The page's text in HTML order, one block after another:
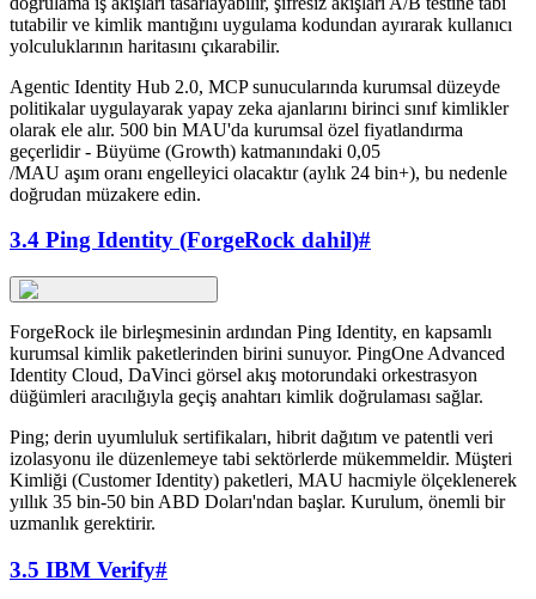
tutabilir ve kimlik mantığını uygulama kodundan ayırarak kullanıcı
yolculuklarının haritasını çıkarabilir.
Agentic Identity Hub 2.0, MCP sunucularında kurumsal düzeyde
politikalar uygulayarak yapay zeka ajanlarını birinci sınıf kimlikler
olarak ele alır. 500 bin MAU'da kurumsal özel fiyatlandırma
geçerlidir - Büyüme (Growth) katmanındaki 0,05
/MAU aşım oranı engelleyici olacaktır (aylık 24 bin+), bu nedenle
doğrudan müzakere edin.
3.4 Ping Identity (ForgeRock dahil)#
ForgeRock ile birleşmesinin ardından Ping Identity, en kapsamlı
kurumsal kimlik paketlerinden birini sunuyor. PingOne Advanced
Identity Cloud, DaVinci görsel akış motorundaki orkestrasyon
düğümleri aracılığıyla geçiş anahtarı kimlik doğrulaması sağlar.
Ping; derin uyumluluk sertifikaları, hibrit dağıtım ve patentli veri
izolasyonu ile düzenlemeye tabi sektörlerde mükemmeldir. Müşteri
Kimliği (Customer Identity) paketleri, MAU hacmiyle ölçeklenerek
yıllık 35 bin-50 bin ABD Doları'ndan başlar. Kurulum, önemli bir
uzmanlık gerektirir.
3.5 IBM Verify#